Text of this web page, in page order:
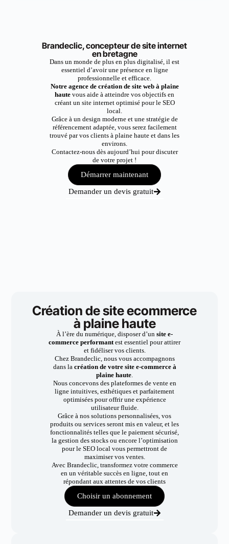
Brandeclic, concepteur de site internet
en bretagne
Dans un monde de plus en plus digitalisé, il est
essentiel d’avoir une présence en ligne
professionnelle et efficace.
Notre agence de création de site web à plaine
haute vous aide à atteindre vos objectifs en
créant un site internet optimisé pour le SEO
local.
Grâce à un design moderne et une stratégie de
référencement adaptée, vous serez facilement
trouvé par vos clients à plaine haute et dans les
environs.
Contactez-nous dès aujourd’hui pour discuter
de votre projet !
Démarrer maintenant
Demander un devis gratuit
Création de site ecommerce
à plaine haute
À l’ère du numérique, disposer d’un site e-
commerce performantest essentiel pour attirer
et fidéliser vos clients.
Chez Brandeclic, nous vous accompagnons
dans la création de votre site e-commerce à
plaine haute.
Nous concevons des plateformes de vente en
ligne intuitives, esthétiques et parfaitement
optimisées pour offrir une expérience
utilisateur fluide.
Grâce à nos solutions personnalisées, vos
produits ou services seront mis en valeur, et les
fonctionnalités telles que le paiement sécurisé,
la gestion des stocks ou encore l’optimisation
pour le SEO local vous permettront de
maximiser vos ventes.
Avec Brandeclic, transformez votre commerce
en un véritable succès en ligne, tout en
répondant aux attentes de vos clients
Choisir un abonnement
Demander un devis gratuit